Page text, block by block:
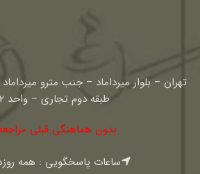
تهران – بلوار میرداماد – جنب مترو
طبقه دوم تجاری – واحد TS-12
بدون هماهنگی قبلی
ساعات پاسخگویی : همه روزه 15 الی